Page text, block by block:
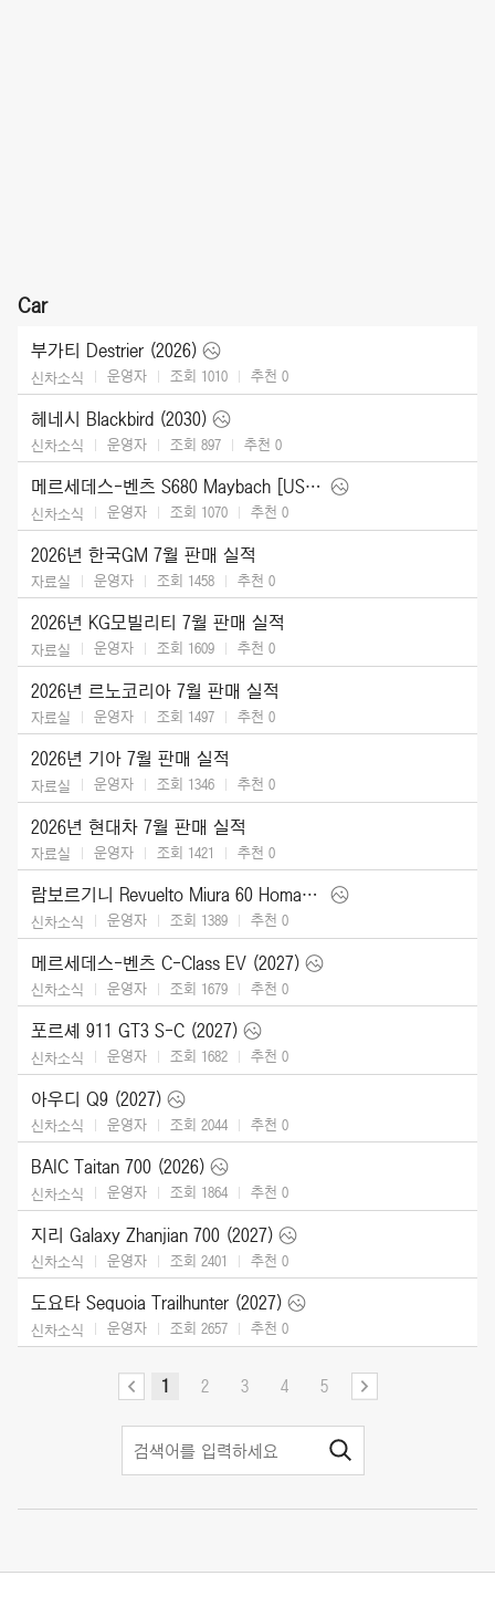
Car
부가티 Destrier (2026)
신차소식 운영자 조회 1010 추천 0
헤네시 Blackbird (2030)
신차소식 운영자 조회 897 추천 0
메르세데스-벤츠 S680 Maybach [US] (2027)
신차소식 운영자 조회 1070 추천 0
2026년 한국GM 7월 판매 실적
자료실 운영자 조회 1458 추천 0
2026년 KG모빌리티 7월 판매 실적
자료실 운영자 조회 1609 추천 0
2026년 르노코리아 7월 판매 실적
자료실 운영자 조회 1497 추천 0
2026년 기아 7월 판매 실적
자료실 운영자 조회 1346 추천 0
2026년 현대차 7월 판매 실적
자료실 운영자 조회 1421 추천 0
람보르기니 Revuelto Miura 60 Homage (2026)
신차소식 운영자 조회 1389 추천 0
메르세데스-벤츠 C-Class EV (2027)
신차소식 운영자 조회 1679 추천 0
포르셰 911 GT3 S-C (2027)
신차소식 운영자 조회 1682 추천 0
아우디 Q9 (2027)
신차소식 운영자 조회 2044 추천 0
BAIC Taitan 700 (2026)
신차소식 운영자 조회 1864 추천 0
지리 Galaxy Zhanjian 700 (2027)
신차소식 운영자 조회 2401 추천 0
도요타 Sequoia Trailhunter (2027)
신차소식 운영자 조회 2657 추천 0
1 2 3 4 5